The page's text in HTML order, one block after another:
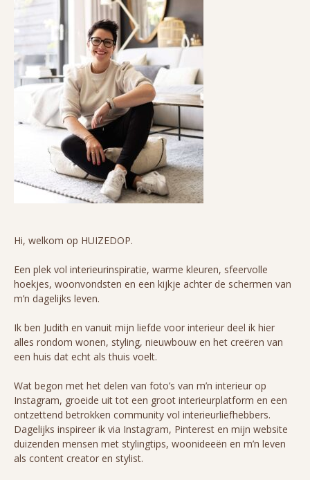
Hi, welkom op HUIZEDOP.
Een plek vol interieurinspiratie, warme kleuren, sfeervolle
hoekjes, woonvondsten en een kijkje achter de schermen van
m’n dagelijks leven.
Ik ben Judith en vanuit mijn liefde voor interieur deel ik hier
alles rondom wonen, styling, nieuwbouw en het creëren van
een huis dat echt als thuis voelt.
Wat begon met het delen van foto’s van m’n interieur op
Instagram, groeide uit tot een groot interieurplatform en een
ontzettend betrokken community vol interieurliefhebbers.
Dagelijks inspireer ik via Instagram, Pinterest en mijn website
duizenden mensen met stylingtips, woonideeën en m’n leven
als content creator en stylist.